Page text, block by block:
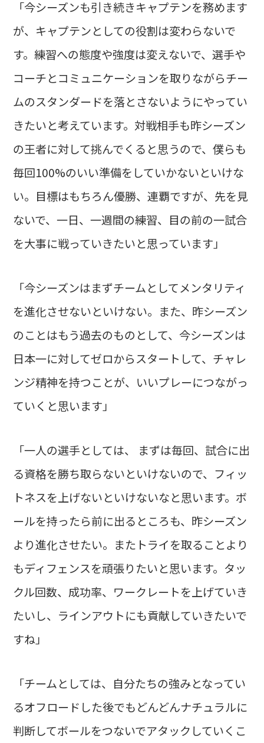
「今シーズンも引き続きキャプテンを務めます
が、キャプテンとしての役割は変わらないで
す。練習への態度や強度は変えないで、選手や
コーチとコミュニケーションを取りながらチー
ムのスタンダードを落とさないようにやってい
きたいと考えています。対戦相手も昨シーズン
の王者に対して挑んでくると思うので、僕らも
毎回100%のいい準備をしていかないといけな
い。目標はもちろん優勝、連覇ですが、先を見
ないで、一日、一週間の練習、目の前の一試合
を大事に戦っていきたいと思っています」
「今シーズンはまずチームとしてメンタリティ
を進化させないといけない。また、昨シーズン
のことはもう過去のものとして、今シーズンは
日本一に対してゼロからスタートして、チャレ
ンジ精神を持つことが、いいプレーにつながっ
ていくと思います」
「一人の選手としては、 まずは毎回、試合に出
る資格を勝ち取らないといけないので、フィッ
トネスを上げないといけないなと思います。ボ
ールを持ったら前に出るところも、昨シーズン
より進化させたい。またトライを取ることより
もディフェンスを頑張りたいと思います。タッ
クル回数、成功率、ワークレートを上げていき
たいし、ラインアウトにも貢献していきたいで
すね」
「チームとしては、自分たちの強みとなってい
るオフロードした後でもどんどんナチュラルに
判断してボールをつないでアタックしていくこ